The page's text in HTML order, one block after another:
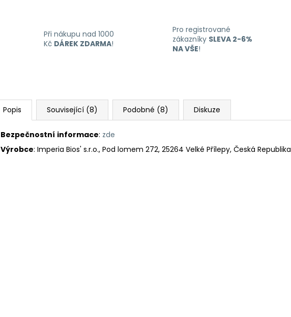
Při nákupu nad 1000
Kč DÁREK ZDARMA!
Pro registrované
zákazníky SLEVA 2-6%
NA VŠE!
Popis Související (8) Podobné (8) Diskuze
Bezpečnostní informace: zde
Výrobce: Imperia Bios' s.r.o., Pod lomem 272, 25264 Velké Přílepy, Česká Republika